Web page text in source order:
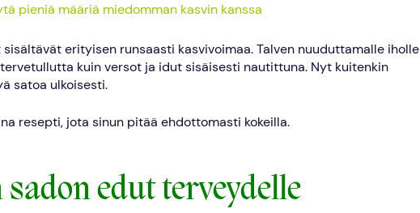
pieniä määriä miedomman kasvin kanssa
erityisen runsaasti kasvivoimaa. Talven nuuduttamalle iholle
kuin versot ja idut sisäisesti nautittuna. Nyt kuitenkin
satoa ulkoisesti.
resepti, jota sinun pitää ehdottomasti kokeilla.
edut terveydelle